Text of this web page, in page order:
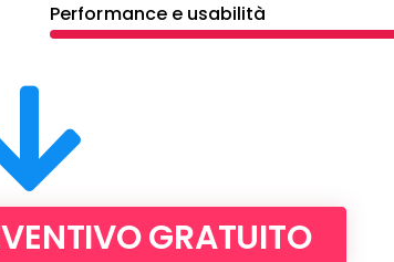
Performance e usabilità
GRATUITO